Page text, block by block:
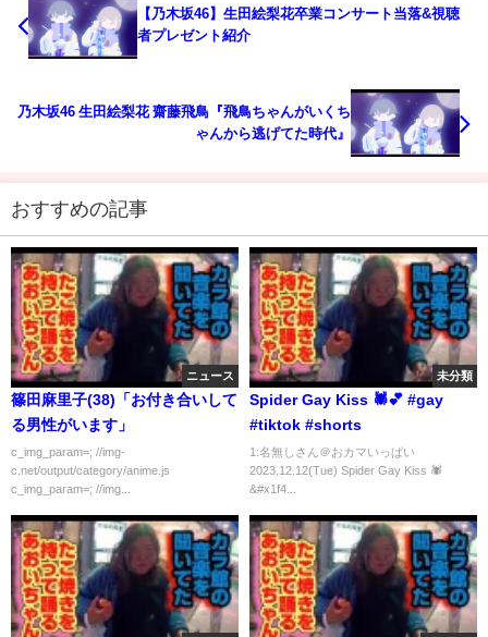
【乃木坂46】生田絵梨花卒業コンサート当落&視聴
者プレゼント紹介
乃木坂46 生田絵梨花 齋藤飛鳥『飛鳥ちゃんがいくち
ゃんから逃げてた時代』
おすすめの記事
ニュース
篠田麻里子(38)「お付き合いして
る男性がいます」
c_img_param=; //img-
c.net/output/category/anime.js
c_img_param=; //img...
未分類
Spider Gay Kiss 🕷️💕 #gay
#tiktok #shorts
1:名無しさん＠おカマいっぱい
2023.12.12(Tue) Spider Gay Kiss 🕷️
&#x1f4...